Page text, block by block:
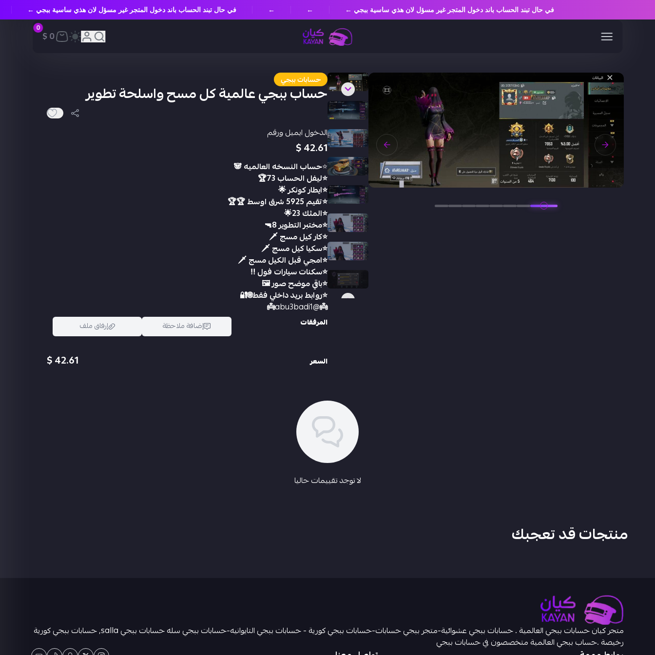
0
0 $
حسابات ببجي
حساب ببجي عالمية كل مسح واسلحة تطوير
الدخول ايميل ورقم
42.61 $
⭐️حساب النسخه العالميه 🐼
⭐️ليفل الحساب 73🏆
⭐️ايطار كونكر 🌟
⭐️تقيم 5925 شرق اوسط 🏆🏆
⭐️المثك 23🌟
⭐️مختبر التطوير 8🔫
⭐️كار كيل مسج 🗡
⭐️سكيا كيل مسج 🗡
⭐️امجي قبل الكيل مسج 🗡
⭐️سكنات سيارات فول ‼️
⭐️باقي موضح صور 🖼️
⭐️روابط بريد داخلي فقط🌐🔐
👼
@abu3badi1
👼
المرفقات إضافة ملاحظة إرفاق ملف
السعر 42.61 $
لا توجد تقييمات حاليا
منتجات قد تعجبك
متجر كيان حسابات ببجي العالمية . حسابات ببجي عشوائية-متجر ببجي حسابات-حسابات ببجي كورية - حسابات ببجي التايوانيه-حسابات ببجي سله حسابات ببجي salla, حسابات ببجي كورية
رخيصة .حساب ببجي العالمية متخصصون في حسابات ببجي
في حال تبند الحساب باند دخول المتجر غير مسؤل لان هذي ساسية ببجي ← في حال تبند الحساب باند دخول المتجر غير مسؤل لان هذي ساسية ببجي ←